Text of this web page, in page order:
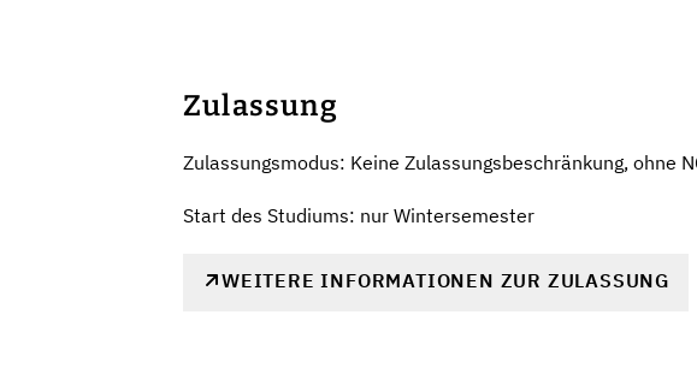
Zulassung
Zulassungsmodus: Keine Zulassungsbeschränkung, ohne
Start des Studiums: nur Wintersemester
WEITERE INFORMATIONEN ZUR ZULASSUNG